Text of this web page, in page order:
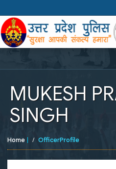
MUKESH
SINGH
Home | OfficerProfile